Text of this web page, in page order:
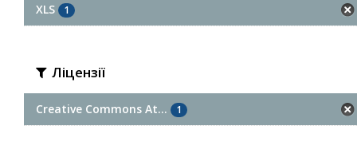
XLS 1
Ліцензії
Creative Commons At... 1